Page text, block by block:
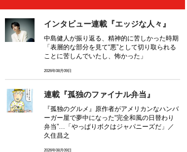
インタビュー連載『エッジな人々』
中島健人が振り返る、精神的に苦しかった時期
「表層的な部分を見て“悪”として切り取られる
ことに苦しんでいたし、怖かった」
2026年08月09日
連載『孤独のファイナル弁当』
『孤独のグルメ』原作者がアメリカンなハンバ
ーガー屋で夢中になった“完全和風の日替わり
弁当”…「やっぱりボクはジャパニーズだ」／
久住昌之
2026年08月09日